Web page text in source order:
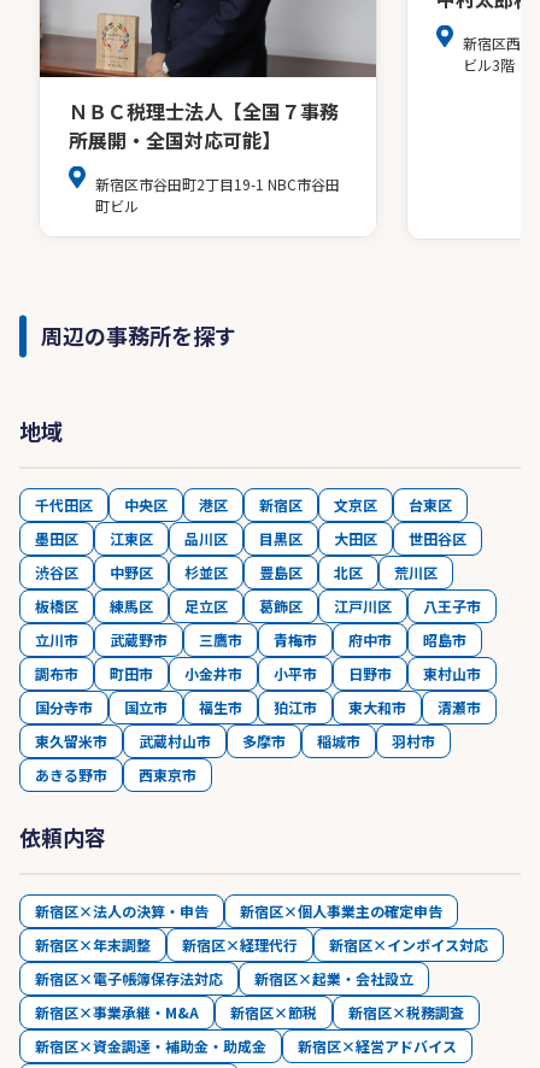
ＮＢＣ税理士法人【全国７事務
所展開・全国対応可能】
新宿区市谷田町2丁目19-1 NBC市谷田
町ビル
新宿区西
ビル3階
周辺の事務所を探す
地域
千代田区 中央区 港区 新宿区 文京区
台東区
墨田区
江東区 品川区 目黒区 大田区
世田谷区
渋谷区
中野区 杉並区 豊島区 北区
荒川区
板橋区
練馬区 足立区 葛飾区 江戸川区
八王子市
立川市
武蔵野市 三鷹市 青梅市 府中市
昭島市
調布市
町田市 小金井市 小平市 日野市
東村山市
国分寺市
国立市 福生市 狛江市 東大和市
清瀬市
東久留米市
武蔵村山市 多摩市 稲城市
羽村市
あきる野市
西東京市
依頼内容
新宿区×法人の決算・申告
新宿区×個人事業主の確定申告
新宿区×年末調整
新宿区×経理代行
新宿区×インボイス対応
新宿区×電子帳簿保存法対応
新宿区×起業・会社設立
新宿区×事業承継・M&A
新宿区×節税
新宿区×税務調査
新宿区×資金調達・補助金・助成金
新宿区×経営アドバイス